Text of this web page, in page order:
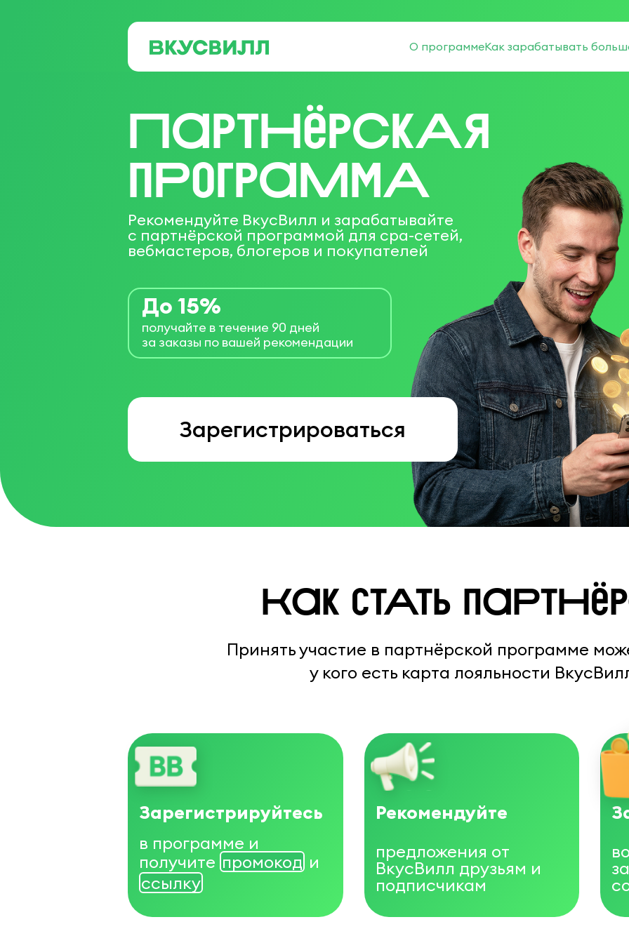
О программеКак зарабатывать
ПартНёрСкАя
пРограМмА
Рекомендуйте ВкусВилл и зарабатывайте
с партнёрской программой для сра-сетей,
вебмастеров, блогеров и покупателей
До 15%
получайте в течение 90 дней
за заказы по вашей рекомендации
Зарегистрироваться
Как стАть
Принять участие в партнёрской программе
у кого есть карта лояльности
Зарегистрируйтесь
в программе и
получите промокод и
ссылку
Рекомендуйте
предложения от
ВкусВилл друзьям и
подписчикам